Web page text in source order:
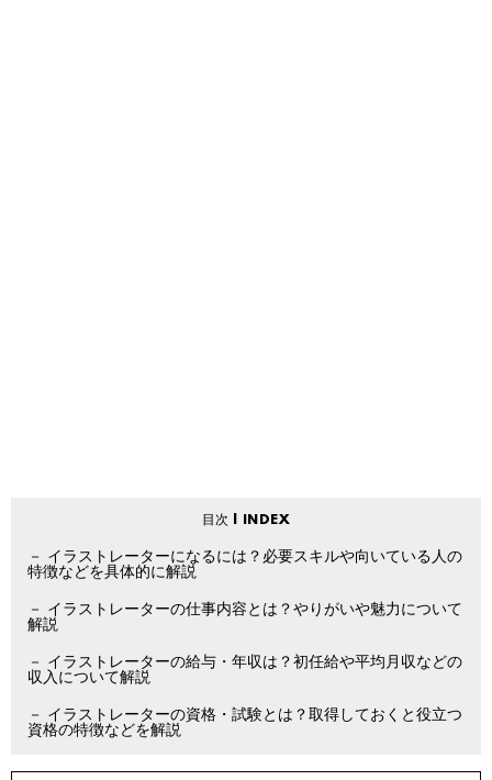
イラストレーターになるには？必要スキルや向いている人の
特徴などを具体的に解説
イラストレーターの仕事内容とは？やりがいや魅力について
解説
イラストレーターの給与・年収は？初任給や平均月収などの
収入について解説
イラストレーターの資格・試験とは？取得しておくと役立つ
資格の特徴などを解説